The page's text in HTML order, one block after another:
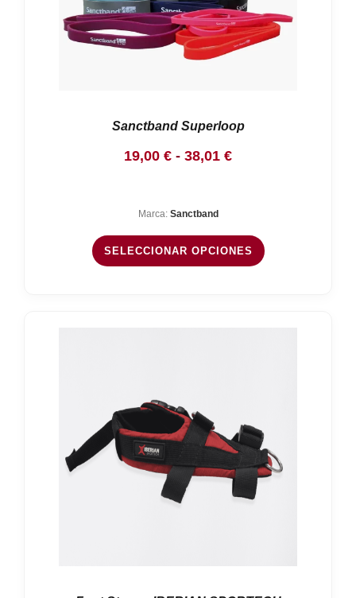
Sanctband Superloop
19,00 € - 38,01 €Rango
19,00 €
hasta
Marca: Sanctband
SELECCIONAR OPCIONES